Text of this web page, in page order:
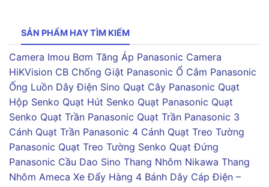
SẢN PHẨM HAY TÌM KIẾM
Camera Imou Bơm Tăng Áp Panasonic Camera
HiKVision CB Chống Giật Panasonic Ổ Cắm Panasonic
Ống Luồn Dây Điện Sino Quạt Cây Panasonic Quạt
Hộp Senko Quạt Hút Senko Quạt Panasonic Quạt
Senko Quạt Trần Panasonic Quạt Trần Panasonic 3
Cánh Quạt Trần Panasonic 4 Cánh Quạt Treo Tường
Panasonic Quạt Treo Tường Senko Quạt Đứng
Panasonic Cầu Dao Sino Thang Nhôm Nikawa Thang
Nhôm Ameca Xe Đẩy Hàng 4 Bánh Dây Cáp Điện –